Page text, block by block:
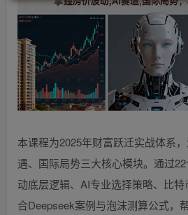
本课程为2025年财富跃迁实战体系
遇、国际局势三大核心模块。通过
动底层逻辑、AI专业选择策略、比
合Deepseek案例与泡沫测算公式，